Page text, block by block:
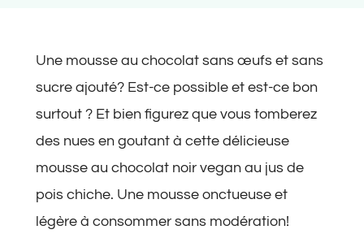
Une mousse au chocolat sans œufs et sans
sucre ajouté? Est-ce possible et est-ce bon
surtout ? Et bien figurez que vous tomberez
des nues en goutant à cette délicieuse
mousse au chocolat noir vegan au jus de
pois chiche. Une mousse onctueuse et
légère à consommer sans modération!